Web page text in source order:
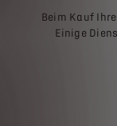
Beim Kauf
Einige